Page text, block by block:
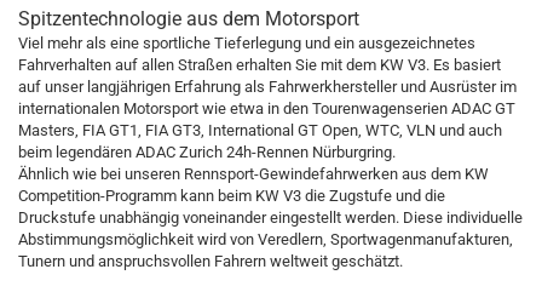
Spitzentechnologie aus dem Motorsport
Viel mehr als eine sportliche Tieferlegung und ein ausgezeichnetes
Fahrverhalten auf allen Straßen erhalten Sie mit dem KW V3. Es basiert
auf unser langjährigen Erfahrung als Fahrwerkhersteller und Ausrüster im
internationalen Motorsport wie etwa in den Tourenwagenserien ADAC GT
Masters, FIA GT1, FIA GT3, International GT Open, WTC, VLN und auch
beim legendären ADAC Zurich 24h-Rennen Nürburgring.
Ähnlich wie bei unseren Rennsport-Gewindefahrwerken aus dem KW
Competition-Programm kann beim KW V3 die Zugstufe und die
Druckstufe unabhängig voneinander eingestellt werden. Diese individuelle
Abstimmungsmöglichkeit wird von Veredlern, Sportwagenmanufakturen,
Tunern und anspruchsvollen Fahrern weltweit geschätzt.